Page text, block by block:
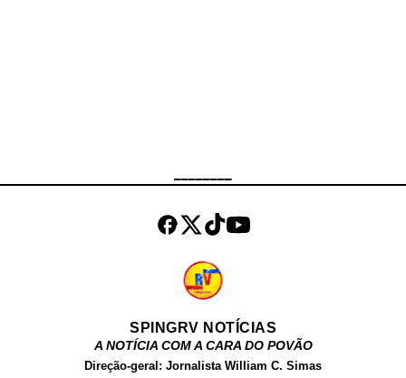
onde vende conteúdos produzidos
por ela para o público adulto. Além
dos filmes, ela ve...
SPINGRV NOTÍCIAS
A NOTÍCIA COM A CARA DO POVÃO
Direção-geral: Jornalista William C. Simas